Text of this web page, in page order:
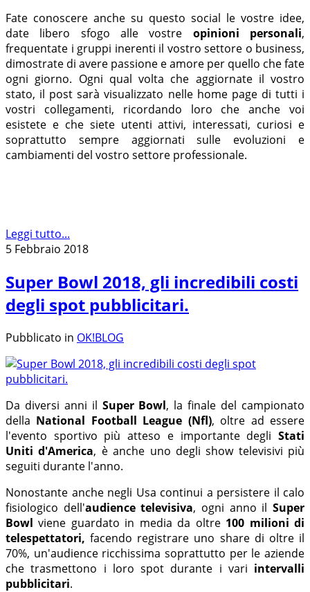
Fate conoscere anche su questo social le vostre idee,
date libero sfogo alle vostre opinioni personali,
frequentate i gruppi inerenti il vostro settore o business,
dimostrate di avere passione e amore per quello che fate
ogni giorno. Ogni qual volta che aggiornate il vostro
stato, il post sarà visualizzato nelle home page di tutti i
vostri collegamenti, ricordando loro che anche voi
esistete e che siete utenti attivi, interessati, curiosi e
soprattutto sempre aggiornati sulle evoluzioni e
cambiamenti del vostro settore professionale.
Leggi tutto...
5 Febbraio 2018
Super Bowl 2018, gli incredibili costi
degli spot pubblicitari.
Pubblicato in OK!BLOG
Da diversi anni il Super Bowl, la finale del campionato
della National Football League (Nfl), oltre ad essere
l'evento sportivo più atteso e importante degli Stati
Uniti d'America, è anche uno degli show televisivi più
seguiti durante l'anno.
Nonostante anche negli Usa continui a persistere il calo
fisiologico dell'audience televisiva, ogni anno ilSuper
Bowl viene guardato in media da oltre 100 milioni di
telespettatori, facendo registrare uno share di oltre il
70%, un'audience ricchissima soprattutto per le aziende
che trasmettono i loro spot durante i vari intervalli
pubblicitari.